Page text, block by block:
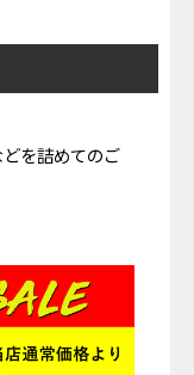
を詰めてのご